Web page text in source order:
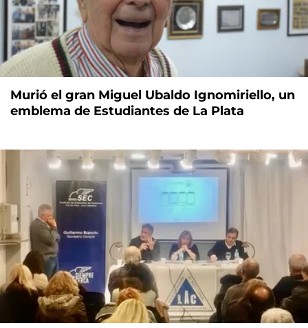
Murió el gran Miguel Ubaldo Ignomiriello, un
emblema de Estudiantes de La Plata